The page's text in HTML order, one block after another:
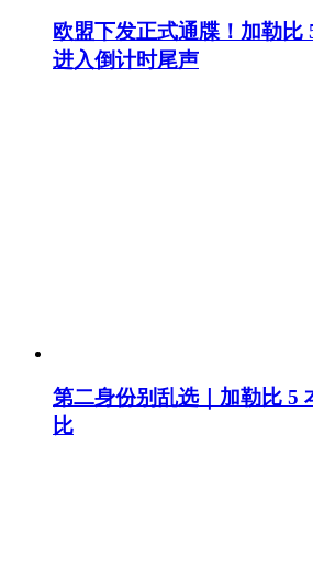
欧盟下发正式通牒！加勒比
进入倒计时尾声
第二身份别乱选｜加勒比 5
比